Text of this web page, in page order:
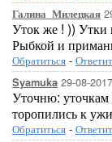
Галина_Милецкая
Уток же ! )) Утки
Рыбкой и
Обратиться -
Syamuka 29-08-
Уточню:
торопились к
Обратиться -